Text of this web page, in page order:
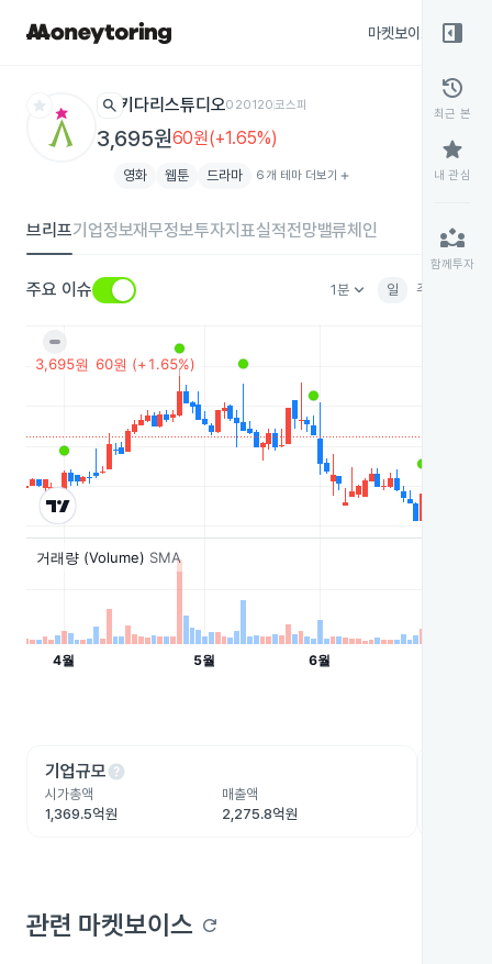
마켓보이스
star search 키다리스튜디오020120코스피
3,695원60원(+1.65%)
영화 웹툰 드라마 6개 테마 더보기 add
브리프기업정보재무정보투자지표실적전망밸류체인
주요 이슈 1분keyboard_arrow_down 일 주
기업규모help
시가총액
1,369.5억원
매출액
2,275.8억원
관련 마켓보이스 refresh
right_panel_open
history
최근 본
star
내 관심
partner_exchange
함께투자